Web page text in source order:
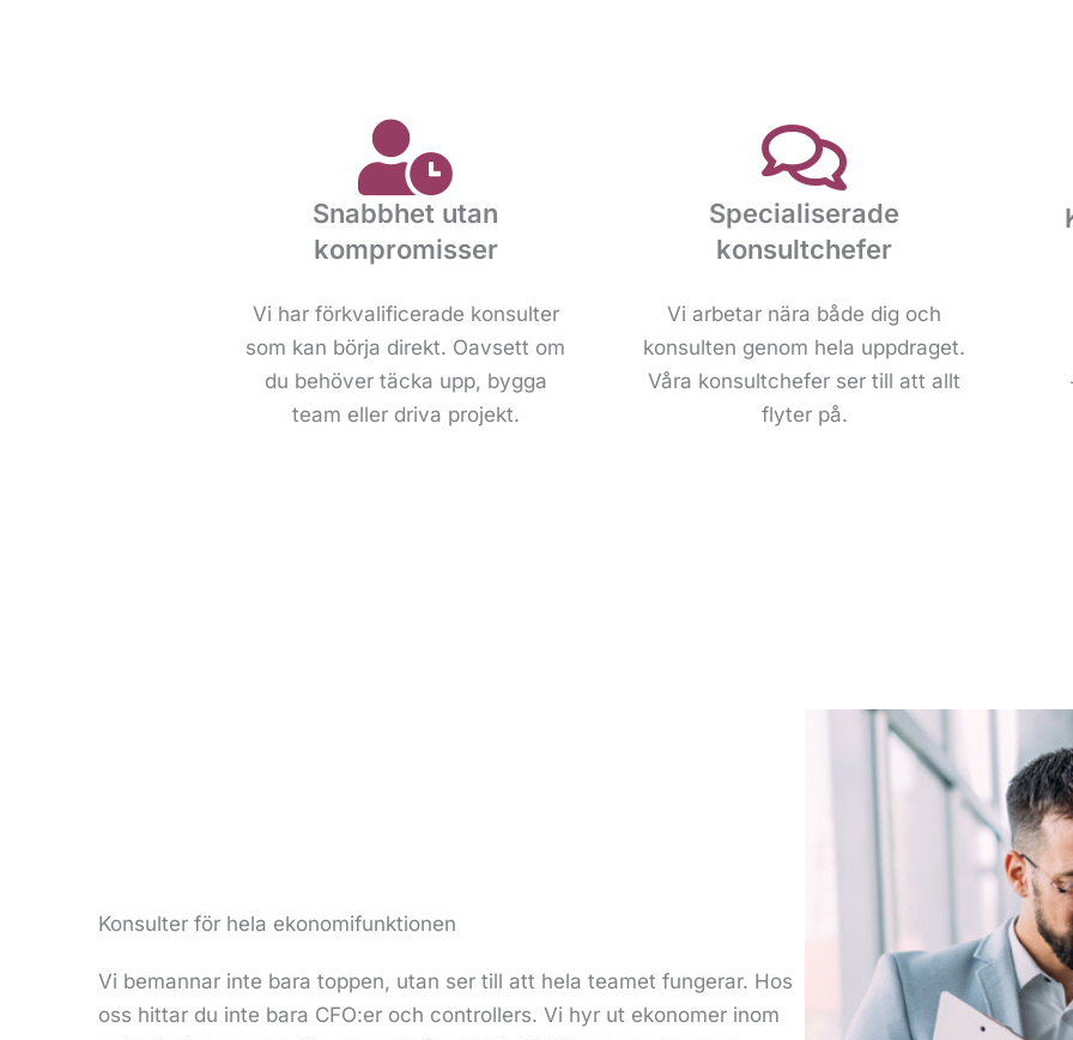
Snabbhet utan
kompromisser
Vi har förkvalificerade konsulter
som kan börja direkt. Oavsett om
du behöver täcka upp, bygga
team eller driva projekt.
Specialiserade
konsultchefer
Vi arbetar nära både dig och
konsulten genom hela uppdraget.
Våra konsultchefer ser till att allt
flyter på.
Konsulter för hela ekonomifunktionen
Vi bemannar inte bara toppen, utan ser till att hela teamet fungerar. Hos
oss hittar du inte bara CFO:er och controllers. Vi hyr ut ekonomer inom